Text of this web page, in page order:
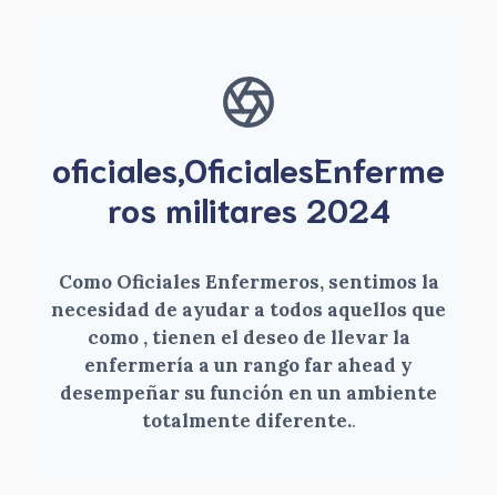
oficiales,OficialesEnferme
ros militares 2024
Como Oficiales Enfermeros, sentimos la
necesidad de ayudar a todos aquellos que
como , tienen el deseo de llevar la
enfermería a un rango far ahead y
desempeñar su función en un ambiente
totalmente diferente..